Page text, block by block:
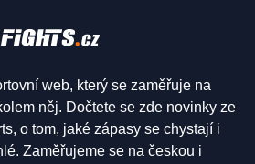
web, který se zaměřuje na
něj. Dočtete se zde novinky ze
o tom, jaké zápasy se chystají i
Zaměřujeme se na českou i